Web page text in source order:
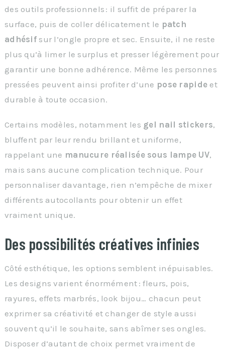
des outils professionnels : il suffit de préparer la
surface, puis de coller délicatement le patch
adhésifsur l’ongle propre et sec. Ensuite, il ne reste
plus qu’à limer le surplus et presser légèrement pour
garantir une bonne adhérence. Même les personnes
pressées peuvent ainsi profiter d’une pose rapide et
durable à toute occasion.
Certains modèles, notamment les gel nail stickers,
bluffent par leur rendu brillant et uniforme,
rappelant une manucure réalisée sous lampe UV,
mais sans aucune complication technique. Pour
personnaliser davantage, rien n’empêche de mixer
différents autocollants pour obtenir un effet
vraiment unique.
Des possibilités créatives infinies
Côté esthétique, les options semblent inépuisables.
Les designs varient énormément : fleurs, pois,
rayures, effets marbrés, look bijou… chacun peut
exprimer sa créativité et changer de style aussi
souvent qu’il le souhaite, sans abîmer ses ongles.
Disposer d’autant de choix permet vraiment de